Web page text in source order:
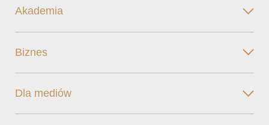
Akademia
Biznes
Dla mediów